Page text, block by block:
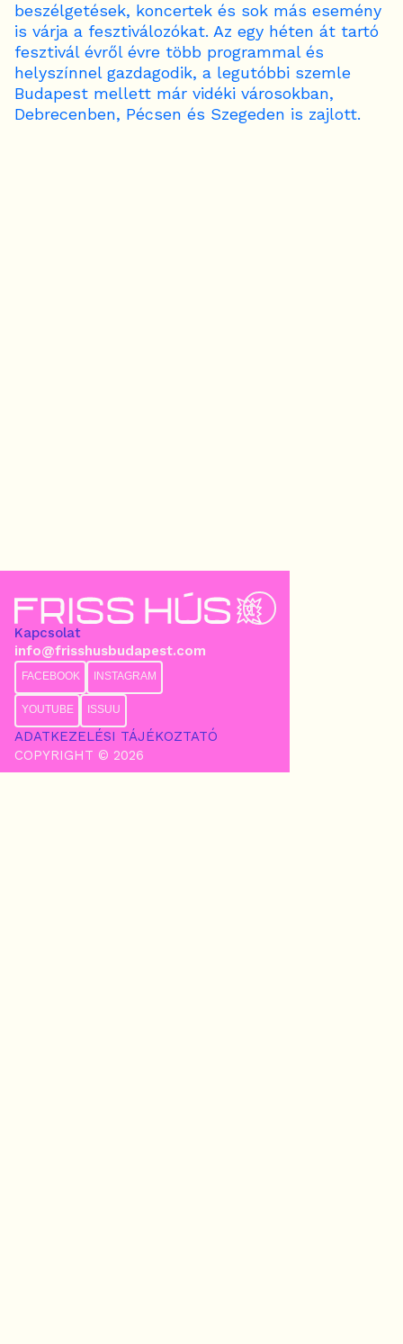
beszélgetések, koncertek és sok más esemény
is várja a fesztiválozókat. Az egy héten át tartó
fesztivál évről évre több programmal és
helyszínnel gazdagodik, a legutóbbi szemle
Budapest mellett már vidéki városokban,
Debrecenben, Pécsen és Szegeden is zajlott.
Kapcsolat
info@frisshusbudapest.com
FACEBOOK INSTAGRAM
YOUTUBE ISSUU
ADATKEZELÉSI TÁJÉKOZTATÓ
COPYRIGHT © 2026